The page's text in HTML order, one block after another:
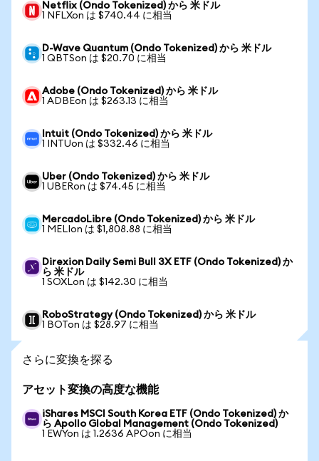
Netflix (Ondo Tokenized) から 米ドル
1 NFLXon は $740.44 に相当
D-Wave Quantum (Ondo Tokenized) から 米ドル
1 QBTSon は $20.70 に相当
Adobe (Ondo Tokenized) から 米ドル
1 ADBEon は $263.13 に相当
Intuit (Ondo Tokenized) から 米ドル
1 INTUon は $332.46 に相当
Uber (Ondo Tokenized) から 米ドル
1 UBERon は $74.45 に相当
MercadoLibre (Ondo Tokenized) から 米ドル
1 MELIon は $1,808.88 に相当
Direxion Daily Semi Bull 3X ETF (Ondo Tokenized) か
ら 米ドル
1 SOXLon は $142.30 に相当
RoboStrategy (Ondo Tokenized) から 米ドル
1 BOTon は $28.97 に相当
さらに変換を探る
アセット変換の高度な機能
iShares MSCI South Korea ETF (Ondo Tokenized) か
ら Apollo Global Management (Ondo Tokenized)
1 EWYon は 1.2636 APOon に相当